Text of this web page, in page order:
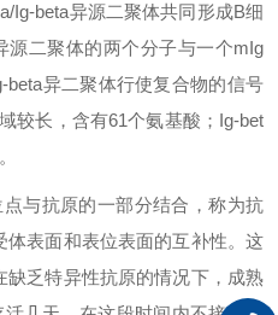
Ig-beta异源二聚体共同形成B细
源二聚体的两个分子与一个mIg
beta异二聚体行使复合物的信号
较长，含有61个氨基酸；Ig-bet
与抗原的一部分结合，称为抗
体表面和表位表面的互补性。这
乏特异性抗原的情况下，成熟